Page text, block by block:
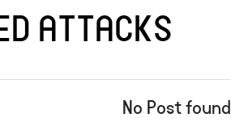
ATTACKS
No Post found